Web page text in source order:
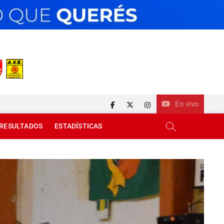
En vivo
facebook
twitterinstagram
RESULTADOS ESTADÍSTICAS